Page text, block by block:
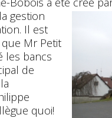
gestion
Il est
Mr Petit
les bancs
de
quoi!